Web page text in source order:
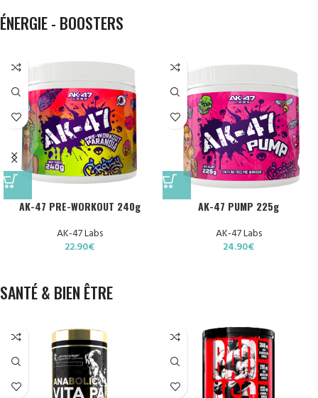
ÉNERGIE - BOOSTERS
AK-47 PRE-WORKOUT 240g
AK-47 Labs
22.90€
AK-47 PUMP 225g
AK-47 Labs
24.90€
SANTÉ & BIEN ÊTRE